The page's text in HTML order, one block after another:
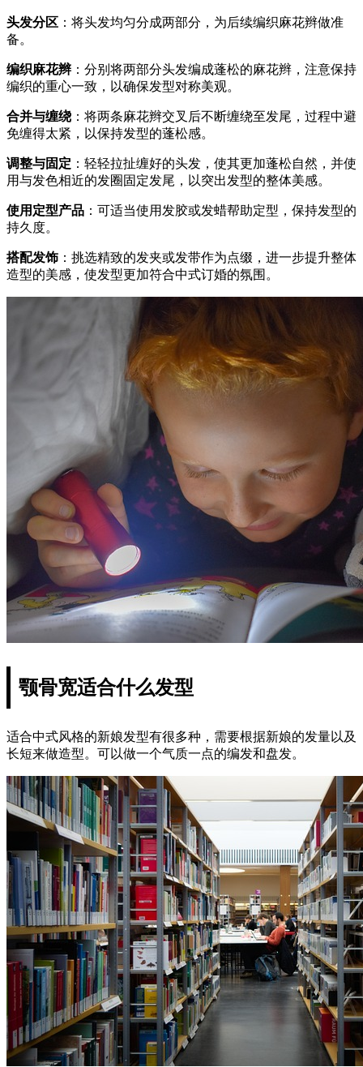
头发分区 ：将头发均匀分成两部分，为后续编织麻花辫做准
备。
编织麻花辫 ：分别将两部分头发编成蓬松的麻花辫，注意保持
编织的重心一致，以确保发型对称美观。
合并与缠绕 ：将两条麻花辫交叉后不断缠绕至发尾，过程中避
免缠得太紧，以保持发型的蓬松感。
调整与固定 ：轻轻拉扯缠好的头发，使其更加蓬松自然，并使
用与发色相近的发圈固定发尾，以突出发型的整体美感。
使用定型产品 ：可适当使用发胶或发蜡帮助定型，保持发型的
持久度。
搭配发饰 ：挑选精致的发夹或发带作为点缀，进一步提升整体
造型的美感，使发型更加符合中式订婚的氛围。
颚骨宽适合什么发型
适合中式风格的新娘发型有很多种，需要根据新娘的发量以及
长短来做造型。可以做一个气质一点的编发和盘发。